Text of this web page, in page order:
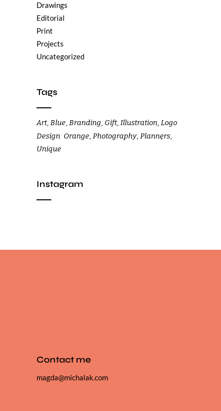
Drawings
Editorial
Print
Projects
Uncategorized
Tags
Art Blue Branding Gift Illustration Logo
Design Orange Photography Planners
Unique
Instagram
Contact me
magda@michalak.com